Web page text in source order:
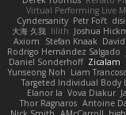
Virtual Performing Live
Cyndersanity Petr Fořt
大海 久我 lilith Joshua
Axiom
Stefan Knaak
Rodrigo Hernández Salgado
Daniel Sonderhoff Zicalam
Yunseong Noh Liam
Targeted Individual Body
Elanor la Vova Diakur
Thor Ragnaros Antoine